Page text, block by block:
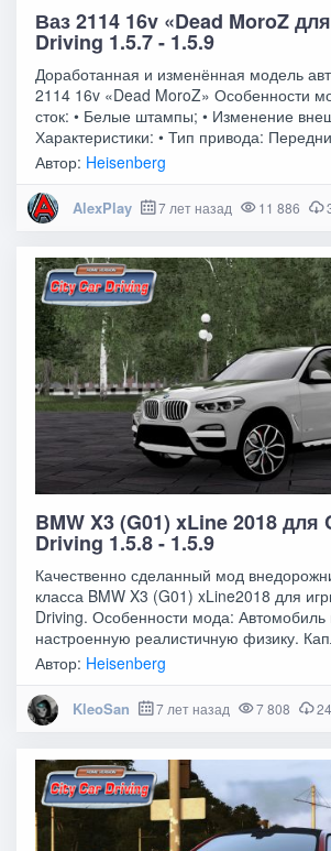
Ваз 2114 16v «Dead MoroZ
Driving 1.5.7 - 1.5.9
Доработанная и изменённая модель
2114 16v «Dead MoroZ» Особенности
сток: • Белые штампы; • Изменение
Характеристики: • Тип привода:
Автор: Heisenberg
AlexPlay 7 лет назад 11 886
BMW X3 (G01) xLine 2018 для
Driving 1.5.8 - 1.5.9
Качественно сделанный мод
класса BMW X3 (G01) xLine2018 для
Driving. Особенности мода:
настроенную реалистичную физику.
Автор: Heisenberg
KleoSan 7 лет назад 7 808